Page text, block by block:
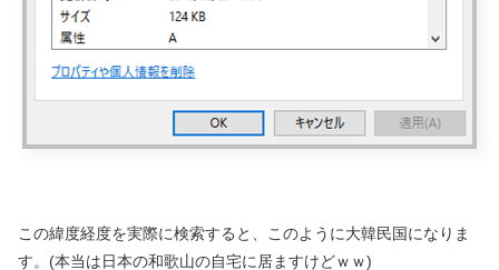
この緯度経度を実際に検索すると、このように大韓民国になりま
す。(本当は日本の和歌山の自宅に居ますけどｗｗ)